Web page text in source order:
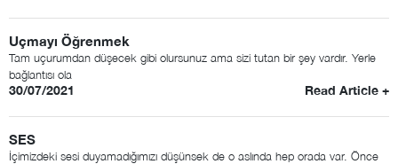
Uçmayı Öğrenmek
Tam uçurumdan düşecek gibi olursunuz ama sizi tutan bir şey vardır. Yerle
bağlantısı ola
30/07/2021 Read Article +
SES
İçimizdeki sesi duyamadığımızı düşünsek de o aslında hep orada var. Önce